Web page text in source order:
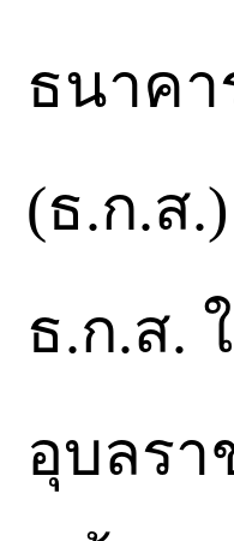
ธนาคา
(ธ.ก.ส
ธ.ก.ส.
อุบลร